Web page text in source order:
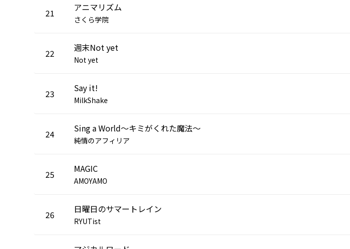
21 アニマリズム
さくら学院
22 週末Not yet
Not yet
23 Say it!
MilkShake
24 Sing a World～キミがくれた魔法～
純情のアフィリア
25 MAGIC
AMOYAMO
26 日曜日のサマートレイン
RYUTist